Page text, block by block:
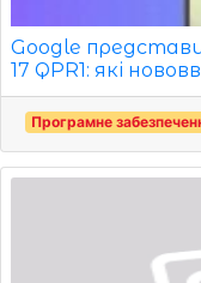
Google
17 QPR1: які
Програмне